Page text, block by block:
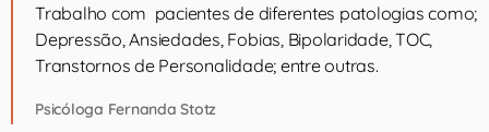
Trabalho com pacientes de diferentes patologias como;
Depressão, Ansiedades, Fobias, Bipolaridade, TOC,
Transtornos de Personalidade; entre outras.
Psicóloga Fernanda Stotz